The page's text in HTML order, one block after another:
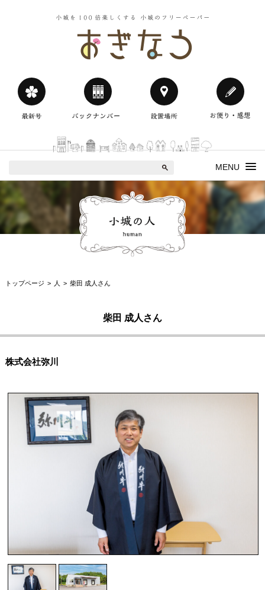
MENU
小城の人
トップページ 人 柴田 成人さん
柴田 成人さん
株式会社弥川